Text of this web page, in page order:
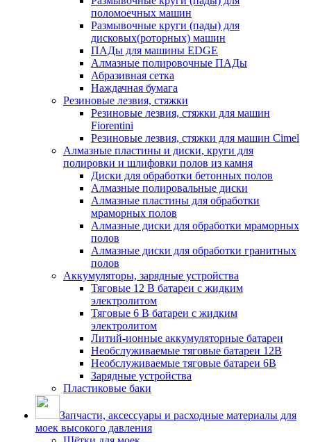
поломоечных машин
Размывочные круги (пады) для
дисковых(роторных) машин
ПАДы для машины EDGE
Алмазные полировочные ПАДы
Абразивная сетка
Наждачная бумага
Резиновые лезвия, стяжки
Резиновые лезвия, стяжки для машин
Fiorentini
Резиновые лезвия, стяжки для машин Cimel
Алмазные пластины и диски, круги для
полировки и шлифовки полов из камня
Диски для обработки бетонных полов
Алмазные полировальные диски
Алмазные пластины для обработки
мраморных полов
Алмазные диски для обработки мраморных
полов
Алмазные диски для обработки гранитных
полов
Аккумуляторы, зарядные устройства
Тяговые 12 В батареи с жидким
электролитом
Тяговые 6 В батареи с жидким
электролитом
Литий-ионные аккумуляторные батареи
Необслуживаемые тяговые батареи 12В
Необслуживаемые тяговые батареи 6В
Зарядные устройства
Пластиковые баки
Запчасти, аксессуары и расходные материалы для
моек высокого давления